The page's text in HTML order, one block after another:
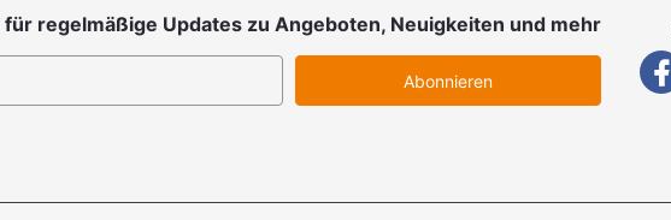
regelmäßige Updates zu Angeboten, Neuigkeiten und mehr
Abonnieren